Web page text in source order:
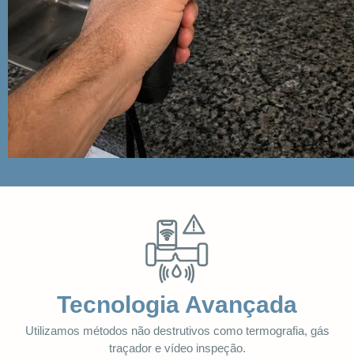
Tecnologia Avançada
Utilizamos métodos não destrutivos como termografia, gás
traçador e vídeo inspeção.